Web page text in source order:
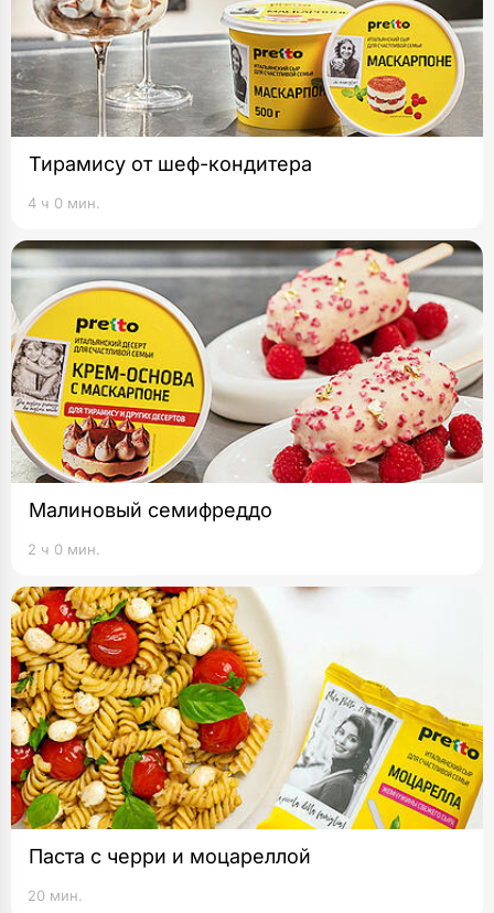
Тирамису от шеф-кондитера
4 ч 0 мин.
Малиновый семифреддо
2 ч 0 мин.
Паста с черри и моцареллой
20 мин.